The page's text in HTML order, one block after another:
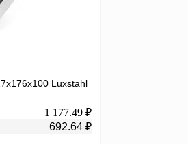
Luxstahl
1 177.49 ₽
692.64 ₽